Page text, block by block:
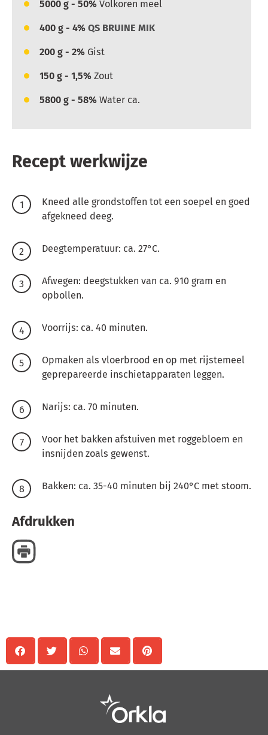
5000 g - 50% Volkoren meel
400 g - 4% QS BRUINE MIK
200 g - 2% Gist
150 g - 1,5% Zout
5800 g - 58% Water ca.
Recept werkwijze
Kneed alle grondstoffen tot een soepel en goed
afgekneed deeg.
Deegtemperatuur: ca. 27°C.
Afwegen: deegstukken van ca. 910 gram en
opbollen.
Voorrijs: ca. 40 minuten.
Opmaken als vloerbrood en op met rijstemeel
geprepareerde inschietapparaten leggen.
Narijs: ca. 70 minuten.
Voor het bakken afstuiven met roggebloem en
insnijden zoals gewenst.
Bakken: ca. 35-40 minuten bij 240°C met stoom.
Afdrukken